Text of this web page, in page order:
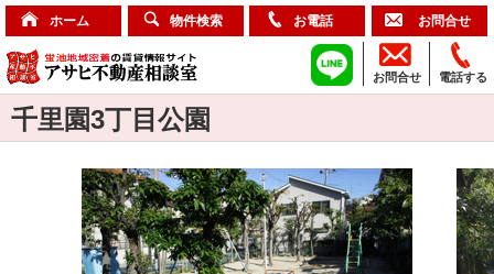
ホーム 物件検索 お電話 お問合せ
電話する
お問合せ
千里園3丁目公園